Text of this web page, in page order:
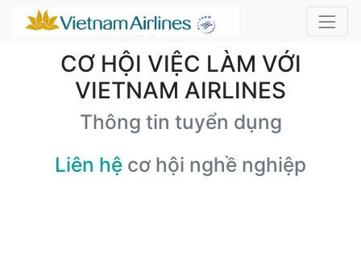
CƠ HỘI VIỆC LÀM VỚI
VIETNAM AIRLINES
Thông tin tuyển dụng
Liên hệ cơ hội nghề nghiệp